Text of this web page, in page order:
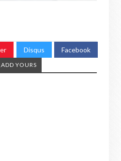
Disqus Facebook
YOURS